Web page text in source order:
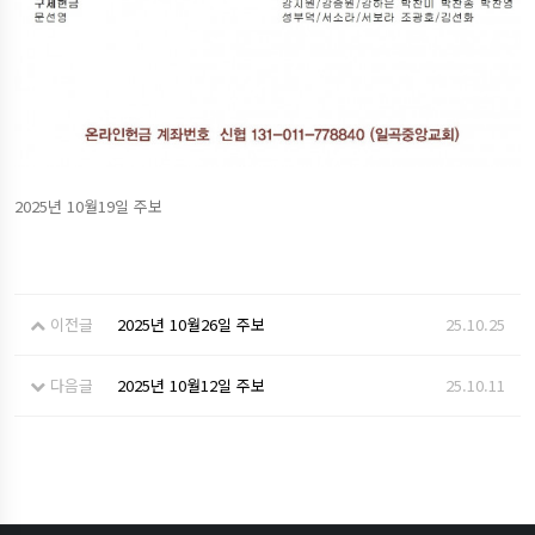
2025년 10월19일 주보
이전글 2025년 10월26일 주보 25.10.25
다음글 2025년 10월12일 주보 25.10.11